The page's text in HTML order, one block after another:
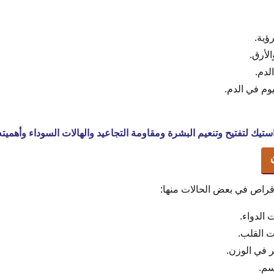
في الدم.
لتفتيح وتنعيم البشرة ومقاومة التجاعيد والهالات السوداء
في بعض الحالات منها:
القلب.
في الوزن.